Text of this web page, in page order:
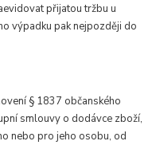
přijatou tržbu u
výpadku pak nejpozději do
§ 1837 občanského
smlouvy o dodávce zboží,
nebo pro jeho osobu, od